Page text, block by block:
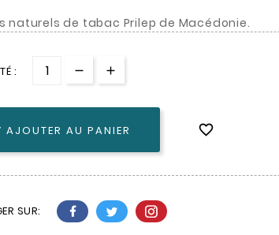
naturels de tabac Prilep de Macédonie.
:
AJOUTER AU PANIER 
SUR: